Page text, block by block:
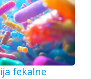
fekalne